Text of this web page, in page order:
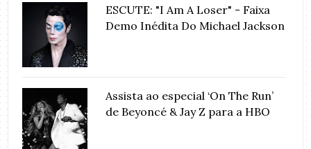
ESCUTE: "I Am A Loser" - Faixa
Demo Inédita Do Michael Jackson
Assista ao especial ‘On The Run’
de Beyoncé & Jay Z para a HBO